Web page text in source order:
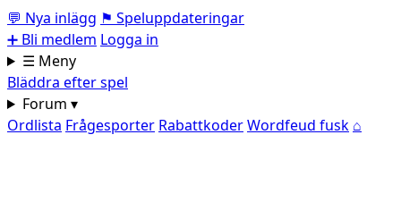
💬 Nya inlägg ⚑ Speluppdateringar
➕ Bli medlem Logga in
☰ Meny
Bläddra efter spel
Forum ▾
Ordlista Frågesporter RabattkoderWordfeud fusk ⌂